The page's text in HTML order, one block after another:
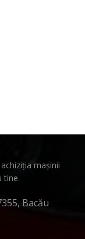
mașinii
tine.
Bacău